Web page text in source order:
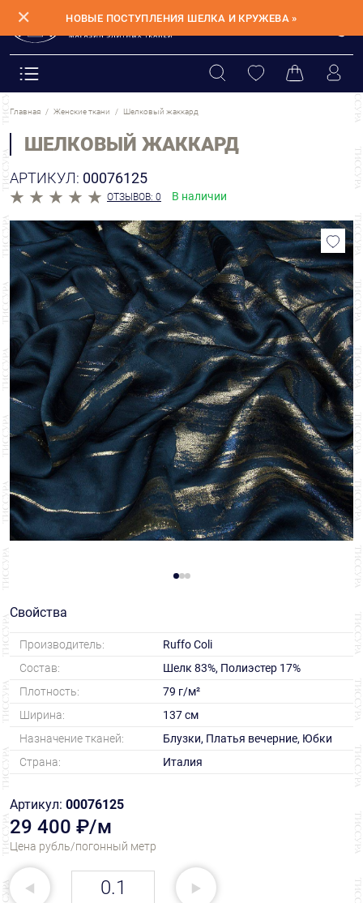
✕ НОВЫЕ ПОСТУПЛЕНИЯ ШЕЛКА И КРУЖЕВА »
Главная Женские ткани Шелковый жаккард
ШЕЛКОВЫЙ ЖАККАРД
АРТИКУЛ: 00076125
ОТЗЫВОВ: 0 В наличии
Свойства
Производитель:
Ruffo Coli
Состав:
Шелк 83%, Полиэстер 17%
Плотность:
79 г/м²
Ширина:
137 см
Назначение тканей:
Блузки, Платья вечерние, Юбки
Страна:
Италия
Артикул: 00076125
29 400 ₽/м
Цена рубль/погонный метр